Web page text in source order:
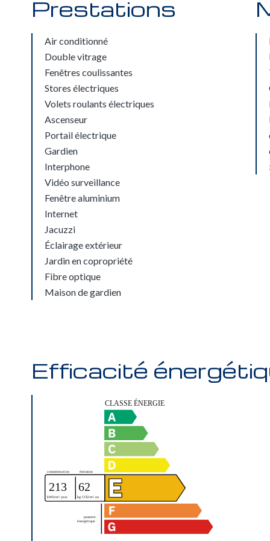
Prestations
Air conditionné
Double vitrage
Fenêtres coulissantes
Stores électriques
Volets roulants électriques
Ascenseur
Portail électrique
Gardien
Interphone
Vidéo surveillance
Fenêtre aluminium
Internet
Jacuzzi
Éclairage extérieur
Jardin en copropriété
Fibre optique
Maison de gardien
Efficacité